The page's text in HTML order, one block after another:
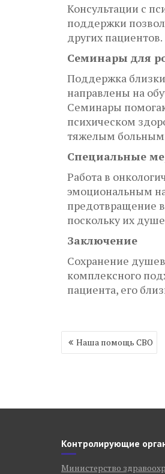
Консультации с
поддержки
других пациентов.
Семинары для
Поддержка
направлены на
Семинары
психическом
тяжелым
Специальные
Работа в
эмоциональным
предотвращение
поскольку их
Заключение
Сохранение
комплексного
пациента, его
Навигация
по
Наша помощь СВО
Контролирующие
Министерство